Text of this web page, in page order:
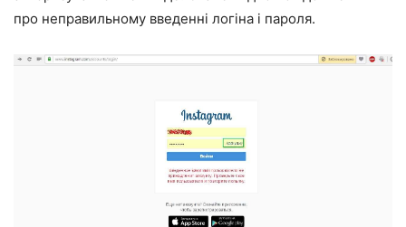
про неправильному введенні логіна і пароля.